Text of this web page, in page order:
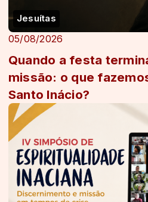
Jesuítas
05/08/2026
Quando a festa
missão: o que
Santo Inácio?